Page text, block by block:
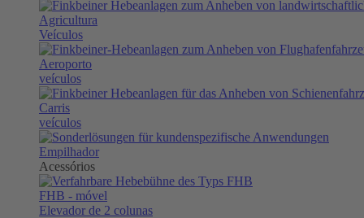
Agricultura
Veículos
Aeroporto
veículos
Carris
veículos
Empilhador
Acessórios
FHB - móvel
Elevador de 2 colunas